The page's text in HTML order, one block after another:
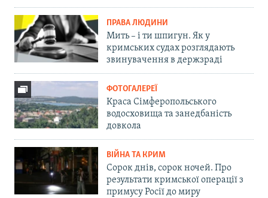
ПРАВА ЛЮДИНИ
Мить – і ти шпигун. Як у
кримських судах розглядають
звинувачення в держзраді
ФОТОГАЛЕРЕЇ
Краса Сімферопольського
водосховища та занедбаність
довкола
ВІЙНА ТА КРИМ
Сорок днів, сорок ночей. Про
результати кримської операції з
примусу Росії до миру